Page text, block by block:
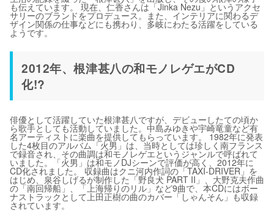
も伝えています。 現在、仁香さんは「Jinka Nezu」というアクセ
サリーのブランドをプロデュース。また、インテリアに関わるデ
ザイン関係の仕事などにも携わり、多岐にわたる活躍をしている
ようです。
2012年、根津甚八の和モノレゲエがCD
化!?
俳優として活躍していた根津甚八ですが、デビューしたての頃か
ら歌手としても活動していました。中島みゆきや宇崎竜童など有
名アーティストに楽曲を提供してもらっています。 1982年に発表
した4枚目のアルバム「火男」は、当時としては珍しく南フランス
で録音され、その曲調は和モノレゲエというジャンルで呼ばれて
いました。「火男」は和モノDJシーンで評価が高く、2012年に
CD化されました。 収録曲はクニ河内作詞の「TAXI-DRIVER」を
はじめ、泉谷しげるが制作した「野良犬 PART II」、大野克夫作曲
の「南回帰船」、「上海帰りのリル」など9曲で、本CDにはボー
ナストラックとして上田正樹の曲のカバー「しゃんそん」も収録
されています。